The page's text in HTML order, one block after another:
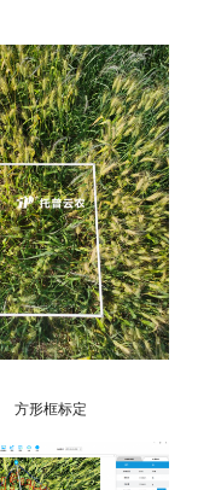
方形框标定